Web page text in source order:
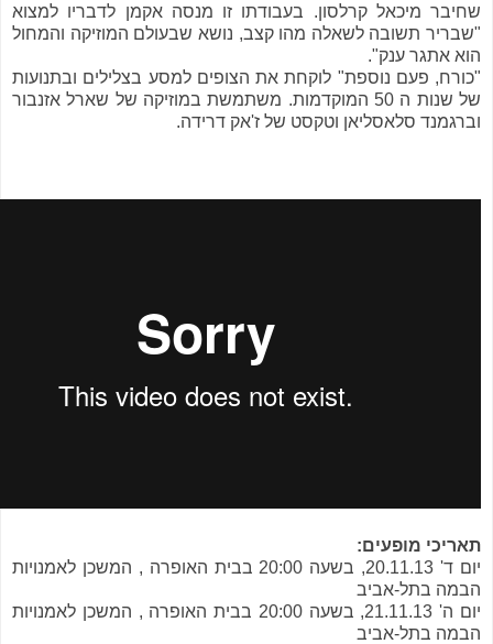
שחיבר מיכאל קרלסון. בעבודתו זו מנסה אקמן לדבריו למצוא
"שבריר תשובה לשאלה מהו קצב, נושא שבעולם המוזיקה והמחול
הוא אתגר ענק".
"כורח, פעם נוספת" לוקחת את הצופים למסע בצלילים ובתנועות
של שנות ה 50 המוקדמות. משתמשת במוזיקה של שארל אזנבור
וברגמנד סלאסליאן וטקסט של ז'אק דרידה.
תאריכי מופעים:
יום ד' 20.11.13, בשעה 20:00 בבית האופרה , המשכן לאמנויות
הבמה בתל-אביב
יום ה' 21.11.13, בשעה 20:00 בבית האופרה , המשכן לאמנויות
הבמה בתל-אביב